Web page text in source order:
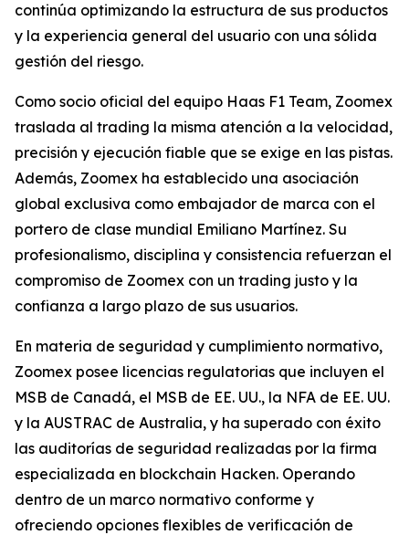
continúa optimizando la estructura de sus productos
y la experiencia general del usuario con una sólida
gestión del riesgo.
Como socio oficial del equipo Haas F1 Team, Zoomex
traslada al trading la misma atención a la velocidad,
precisión y ejecución fiable que se exige en las pistas.
Además, Zoomex ha establecido una asociación
global exclusiva como embajador de marca con el
portero de clase mundial Emiliano Martínez. Su
profesionalismo, disciplina y consistencia refuerzan el
compromiso de Zoomex con un trading justo y la
confianza a largo plazo de sus usuarios.
En materia de seguridad y cumplimiento normativo,
Zoomex posee licencias regulatorias que incluyen el
MSB de Canadá, el MSB de EE. UU., la NFA de EE. UU.
y la AUSTRAC de Australia, y ha superado con éxito
las auditorías de seguridad realizadas por la firma
especializada en blockchain Hacken. Operando
dentro de un marco normativo conforme y
ofreciendo opciones flexibles de verificación de